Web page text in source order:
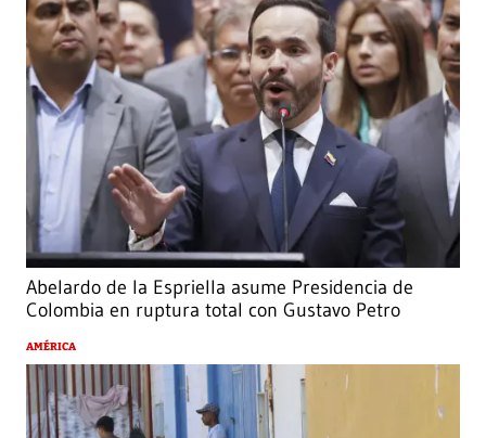
Abelardo de la Espriella asume Presidencia de
Colombia en ruptura total con Gustavo Petro
AMÉRICA